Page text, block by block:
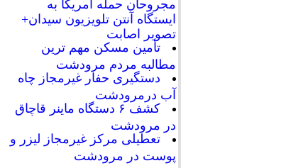
مجروحان حمله آمریکا به
ایستگاه آنتن تلویزیون سیدان+
تصویر اصابت
تأمین مسکن مهم ترین
مطالبه مردم مرودشت
دستگیری حفار غیرمجاز چاه
آب درمرودشت
کشف ۶ دستگاه ماینر قاچاق
در مرودشت
تعطیلی مرکز غیرمجاز لیزر و
پوست در مرودشت